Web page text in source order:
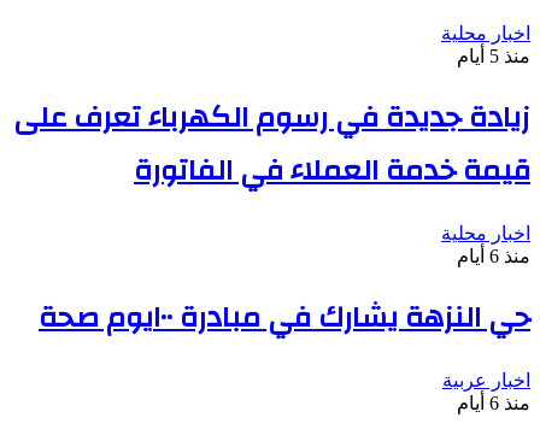
اخبار محلية
منذ 5 أيام
زيادة جديدة في رسوم الكهرباء تعرف على
قيمة خدمة العملاء في الفاتورة
اخبار محلية
منذ 6 أيام
حي النزهة يشارك في مبادرة ١٠٠يوم صحة
اخبار عربية
منذ 6 أيام